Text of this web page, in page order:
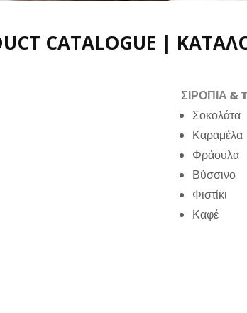
CATALOGUE |
ΣΙΡΟΠΙΑ &
Σοκολάτα
Καραμέλα
Φράουλα
Βύσσινο
Φιστίκι
Καφέ